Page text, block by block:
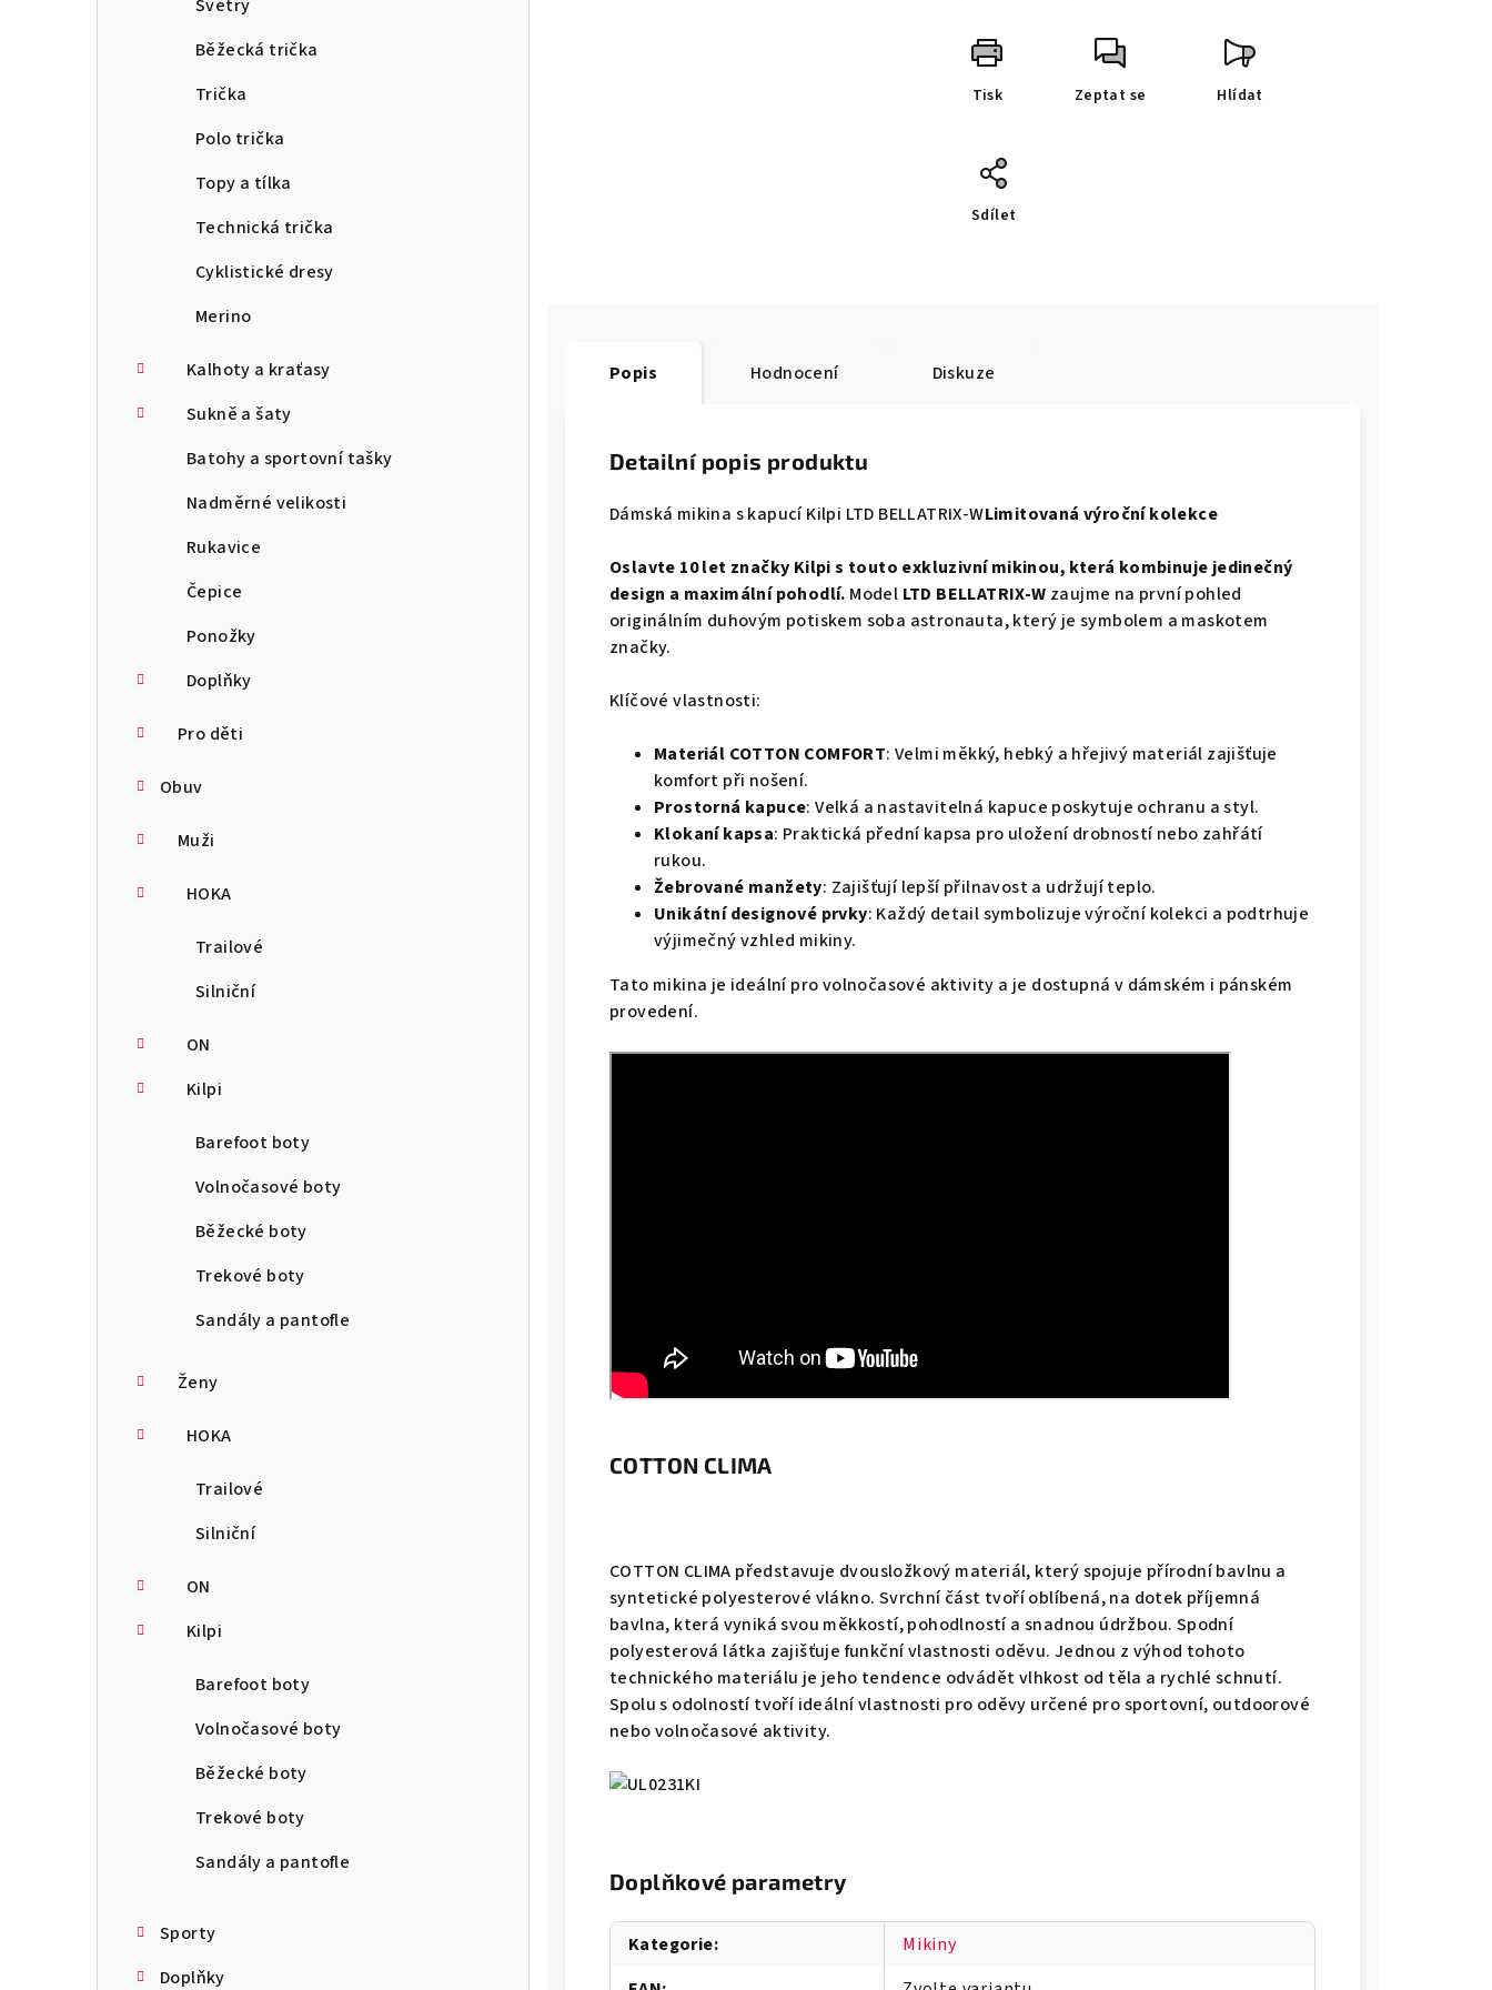
Svetry
Běžecká trička
Trička
Polo trička
Topy a tílka
Technická trička
Cyklistické dresy
Merino
Kalhoty a kraťasy
Sukně a šaty
Batohy a sportovní tašky
Nadměrné velikosti
Rukavice
Čepice
Ponožky
Doplňky
Pro děti
Obuv
Muži
HOKA
Trailové
Silniční
ON
Kilpi
Barefoot boty
Volnočasové boty
Běžecké boty
Trekové boty
Sandály a pantofle
Ženy
HOKA
Trailové
Silniční
ON
Kilpi
Barefoot boty
Volnočasové boty
Běžecké boty
Trekové boty
Sandály a pantofle
Sporty
Doplňky
Tisk Zeptat se Hlídat
Sdílet
Popis Hodnocení Diskuze
Detailní popis produktu
Dámská mikina s kapucí Kilpi LTD BELLATRIX-WLimitovaná výroční kolekce
Oslavte 10 let značky Kilpi s touto exkluzivní mikinou, která kombinuje jedinečný
design a maximální pohodlí. Model LTD BELLATRIX-W zaujme na první pohled
originálním duhovým potiskem soba astronauta, který je symbolem a maskotem
značky.
Klíčové vlastnosti:
Materiál COTTON COMFORT: Velmi měkký, hebký a hřejivý materiál zajišťuje
komfort při nošení.
Prostorná kapuce: Velká a nastavitelná kapuce poskytuje ochranu a styl.
Klokaní kapsa: Praktická přední kapsa pro uložení drobností nebo zahřátí
rukou.
Žebrované manžety: Zajišťují lepší přilnavost a udržují teplo.
Unikátní designové prvky: Každý detail symbolizuje výroční kolekci a podtrhuje
výjimečný vzhled mikiny.
Tato mikina je ideální pro volnočasové aktivity a je dostupná v dámském i pánském
provedení.
COTTON CLIMA
COTTON CLIMA představuje dvousložkový materiál, který spojuje přírodní bavlnu a
syntetické polyesterové vlákno. Svrchní část tvoří oblíbená, na dotek příjemná
bavlna, která vyniká svou měkkostí, pohodlností a snadnou údržbou. Spodní
polyesterová látka zajišťuje funkční vlastnosti oděvu. Jednou z výhod tohoto
technického materiálu je jeho tendence odvádět vlhkost od těla a rychlé schnutí.
Spolu s odolností tvoří ideální vlastnosti pro oděvy určené pro sportovní, outdoorové
nebo volnočasové aktivity.
Doplňkové parametry
Kategorie:
Mikiny